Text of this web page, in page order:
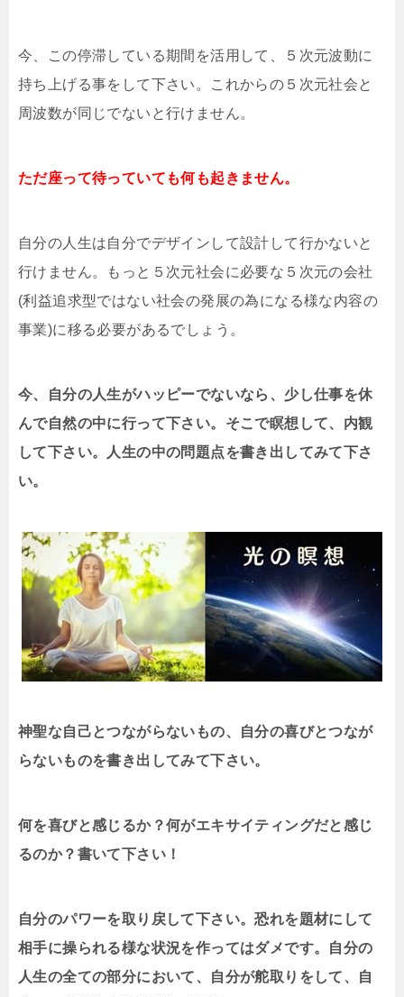
今、この停滞している期間を活用して、５次元波動に
持ち上げる事をして下さい。これからの５次元社会と
周波数が同じでないと行けません。
ただ座って待っていても何も起きません。
自分の人生は自分でデザインして設計して行かないと
行けません。もっと５次元社会に必要な５次元の会社
(利益追求型ではない社会の発展の為になる様な内容の
事業)に移る必要があるでしょう。
今、自分の人生がハッピーでないなら、少し仕事を休
んで自然の中に行って下さい。そこで瞑想して、内観
して下さい。人生の中の問題点を書き出してみて下さ
い。
神聖な自己とつながらないもの、自分の喜びとつなが
らないものを書き出してみて下さい。
何を喜びと感じるか？何がエキサイティングだと感じ
るのか？書いて下さい！
自分のパワーを取り戻して下さい。恐れを題材にして
相手に操られる様な状況を作ってはダメです。自分の
人生の全ての部分において、自分が舵取りをして、自